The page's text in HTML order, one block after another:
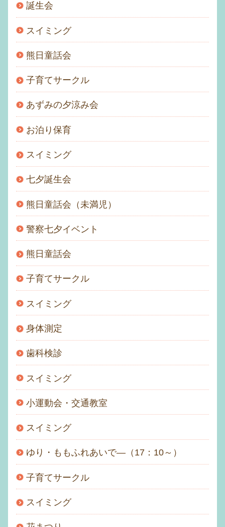
誕生会
スイミング
熊日童話会
子育てサークル
あずみの夕涼み会
お泊り保育
スイミング
七夕誕生会
熊日童話会（未満児）
警察七夕イベント
熊日童話会
子育てサークル
スイミング
身体測定
歯科検診
スイミング
小運動会・交通教室
スイミング
ゆり・ももふれあいで―（17：10～）
子育てサークル
スイミング